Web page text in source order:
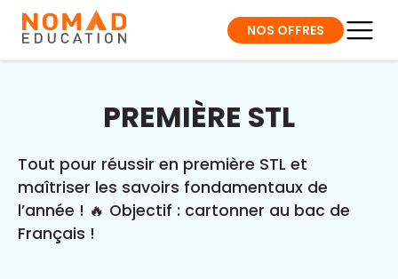
NOS OFFRES
PREMIÈRE STL
Tout pour réussir en première STL et
maîtriser les savoirs fondamentaux de
l’année ! 🔥 Objectif : cartonner au bac de
Français !